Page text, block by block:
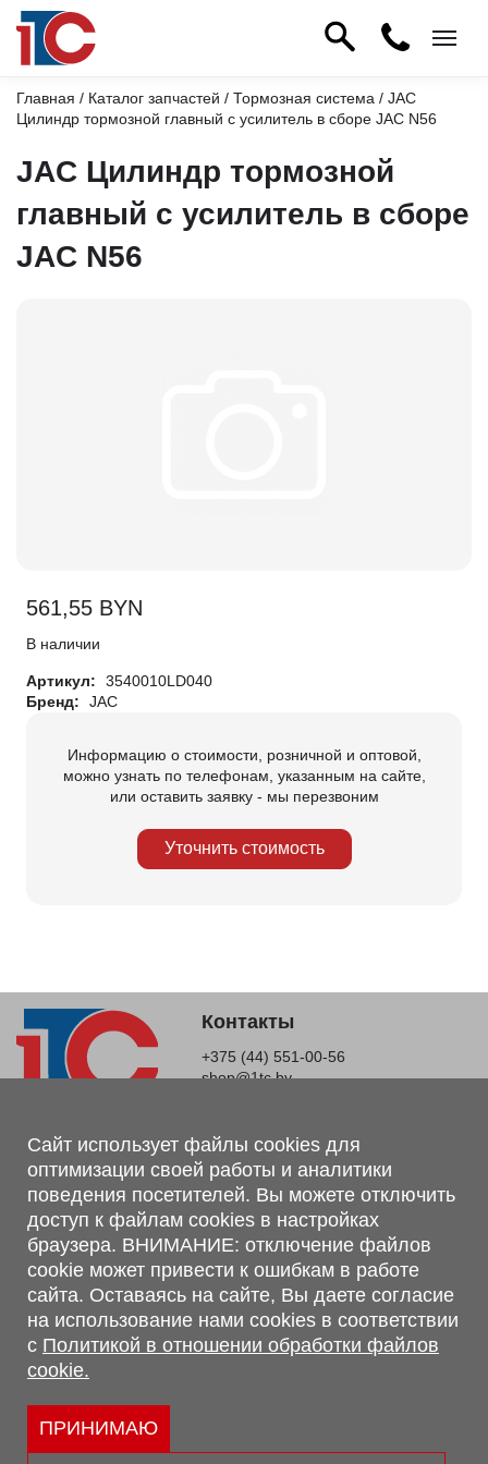
Главная / Каталог запчастей / Тормозная система / JAC
Цилиндр тормозной главный с усилитель в сборе JAC N56
JAC Цилиндр тормозной
главный с усилитель в сборе
JAC N56
561,55 BYN
В наличии
Артикул:
3540010LD040
Бренд:
JAC
Информацию о стоимости, розничной и оптовой,
можно узнать по телефонам, указанным на сайте,
или оставить заявку - мы перезвоним
Уточнить стоимость
Контакты
+375 (44) 551-00-56
shop@1tc.by
Магазин, склад
г. Минск, Минский р-н, п. Привольный, ул. Мира, 20А,
223062
г. Брест, ул. Лейтенанта Рябцева, 108 В, 224701
Обращаем Ваше внимание, что вся предоставленная на сайте
информация, касающаяся комплектаций, технических
характеристик, цветовых сочетаний, а также стоимости и
сервисного обслуживания носит информационный характер и
не является публичной офертой, определяемой п.2 ст.407
Гражданского кодекса Республики Беларусь.
Политика обработки персональных данных
Политикой в отношении обработки файлов cookie.
Сайт использует файлы cookies для
оптимизации своей работы и аналитики
поведения посетителей. Вы можете отключить
доступ к файлам cookies в настройках
браузера. ВНИМАНИЕ: отключение файлов
cookie может привести к ошибкам в работе
сайта. Оставаясь на сайте, Вы даете согласие
на использование нами cookies в соответствии
с Политикой в отношении обработки файлов
cookie.
ПРИНИМАЮ